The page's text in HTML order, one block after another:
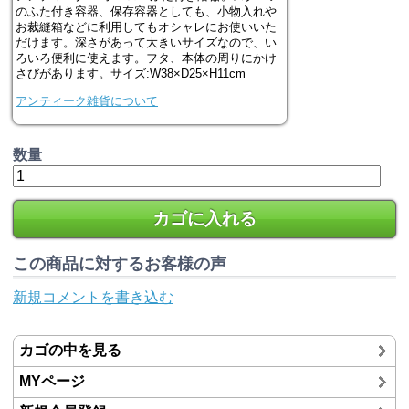
のふた付き容器、保存容器としても、小物入れや
お裁縫箱などに利用してもオシャレにお使いいた
だけます。深さがあって大きいサイズなので、い
ろいろ便利に使えます。フタ、本体の周りにかけ
さびがあります。サイズ:W38×D25×H11cm
アンティーク雑貨について
数量
カゴに入れる
この商品に対するお客様の声
新規コメントを書き込む
カゴの中を見る
MYページ